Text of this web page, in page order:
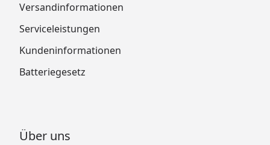
Versandinformationen
Serviceleistungen
Kundeninformationen
Batteriegesetz
Über uns